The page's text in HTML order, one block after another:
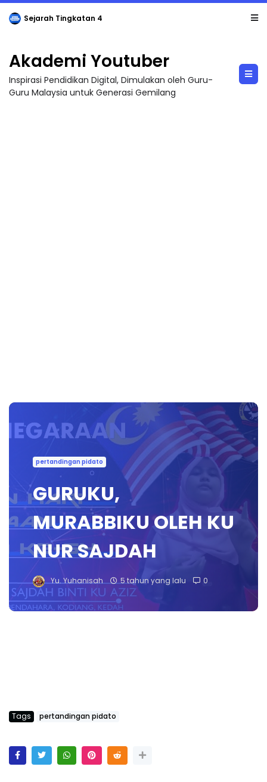
Sejarah Tingkatan 4
Akademi Youtuber
Inspirasi Pendidikan Digital, Dimulakan oleh Guru-
Guru Malaysia untuk Generasi Gemilang
pertandingan pidato
GURUKU,
MURABBIKU OLEH KU
NUR SAJDAH
Yu. Yuhanisah 5 tahun yang lalu 0
Tags pertandingan pidato